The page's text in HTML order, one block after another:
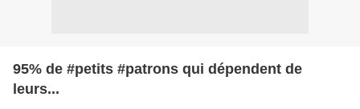
95% de #petits #patrons qui dépendent de
leurs...